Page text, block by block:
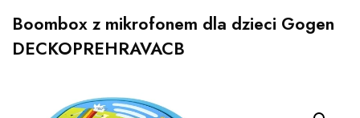
Boombox z mikrofonem dla dzieci Gogen
DECKOPREHRAVACB